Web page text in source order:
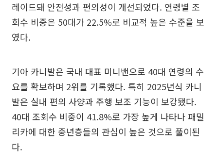
레이드돼 안전성과 편의성이 개선되었다. 연령별 조
회수 비중은 50대가 22.5%로 비교적 높은 수준을 보
였다.
기아 카니발은 국내 대표 미니밴으로 40대 연령의 수
요를 확보하며 2위를 기록했다. 특히 2025년식 카니
발은 실내 편의 사양과 주행 보조 기능이 보강됐다.
40대 조회수 비중이 41.8%로 가장 높게 나타나 패밀
리카에 대한 중년층들의 관심이 높은 것으로 풀이된
다.